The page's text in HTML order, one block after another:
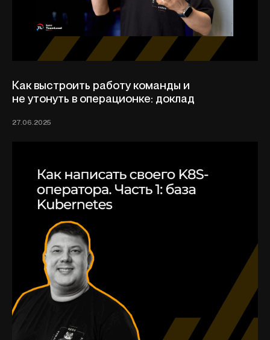
Как выстроить работу команды и
не утонуть в операционке: доклад
27.06.2025